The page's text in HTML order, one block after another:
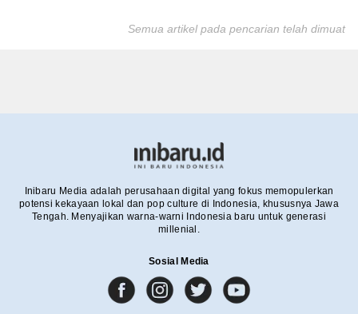
Semua artikel pada pencarian telah dimuat
Inibaru Media adalah perusahaan digital yang fokus memopulerkan
potensi kekayaan lokal dan pop culture di Indonesia, khususnya Jawa
Tengah. Menyajikan warna-warni Indonesia baru untuk generasi
millenial.
Sosial Media